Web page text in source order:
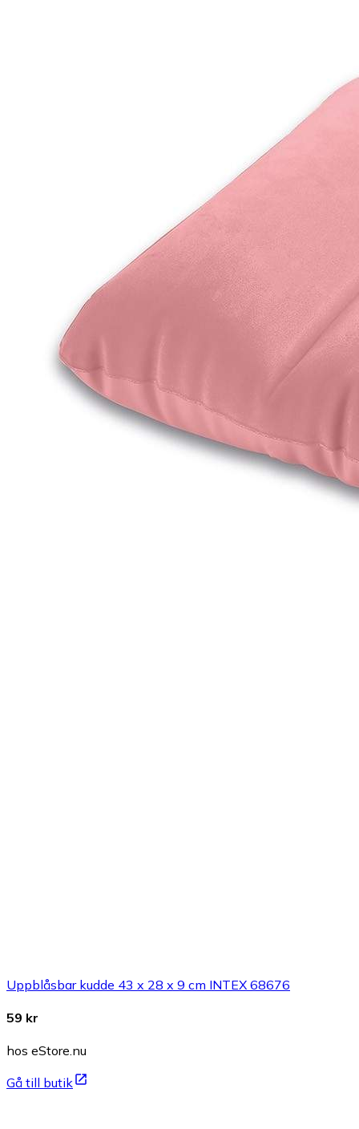
Uppblåsbar kudde 43 x 28 x 9 cm INTEX 68676
59 kr
hos eStore.nu
Gå till butik